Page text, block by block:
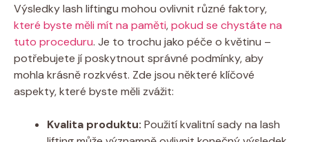
Výsledky lash liftingu mohou ovlivnit různé faktory,
které byste měli mít na paměti,pokud se chystáte na
tuto proceduru. Je to trochu jako péče o květinu –
potřebujete jí poskytnout správné podmínky, aby
mohla krásně rozkvést. Zde jsou některé klíčové
aspekty, které byste měli zvážit:
Kvalita produktu: Použití kvalitní sady na lash